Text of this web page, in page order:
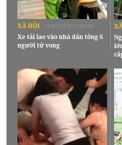
XÃ HỘI 01/01/1970 07:00:00
Xe tải lao vào nhà dân tông 6
người tử vong